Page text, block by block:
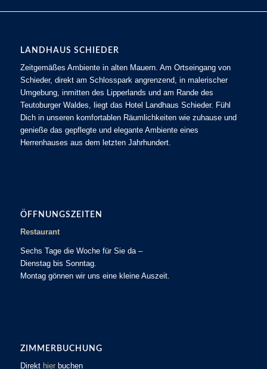
LANDHAUS SCHIEDER
Zeitgemäßes Ambiente in alten Mauern. Am Ortseingang von
Schieder, direkt am Schlosspark angrenzend, in malerischer
Umgebung, inmitten des Lipperlands und am Rande des
Teutoburger Waldes, liegt das Hotel Landhaus Schieder. Fühl
Dich in unseren komfortablen Räumlichkeiten wie zuhause und
genieße das gepflegte und elegante Ambiente eines
Herrenhauses aus dem letzten Jahrhundert.
ÖFFNUNGSZEITEN
Restaurant
Sechs Tage die Woche für Sie da –
Dienstag bis Sonntag.
Montag gönnen wir uns eine kleine Auszeit.
ZIMMERBUCHUNG
Direkt hierbuchen